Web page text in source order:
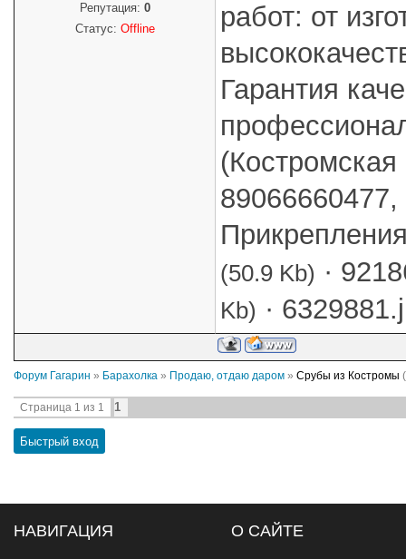
Репутация: 0
Статус: Offline
работ: от
Гарантия
(50.9 Kb) ·
Kb) ·
Форум Гагарин » Барахолка » Продаю, отдаю даром » Срубы из Костромы
Страница 1 из 1 1
НАВИГАЦИЯ О САЙТЕ